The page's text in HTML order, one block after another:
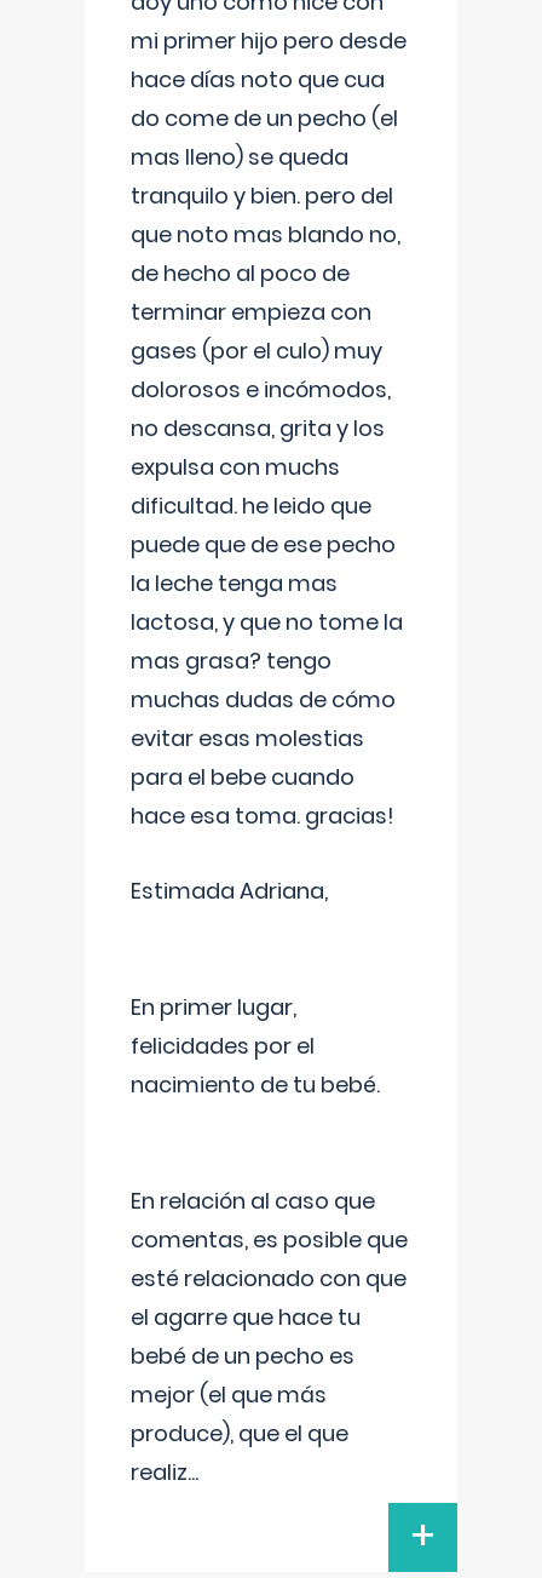
mi primer hijo pero desde
hace días noto que cua
do come de un pecho (el
mas lleno) se queda
tranquilo y bien. pero del
que noto mas blando no,
de hecho al poco de
terminar empieza con
gases (por el culo) muy
dolorosos e incómodos,
no descansa, grita y los
expulsa con muchs
dificultad. he leido que
puede que de ese pecho
la leche tenga mas
lactosa, y que no tome la
mas grasa? tengo
muchas dudas de cómo
evitar esas molestias
para el bebe cuando
hace esa toma. gracias!
Estimada Adriana,
En primer lugar,
felicidades por el
nacimiento de tu bebé.
En relación al caso que
comentas, es posible que
esté relacionado con que
el agarre que hace tu
bebé de un pecho es
mejor (el que más
produce), que el que
realiz...
+